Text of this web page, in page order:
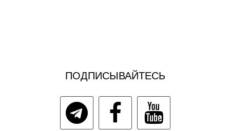
ПОДПИСЫВАЙТЕСЬ